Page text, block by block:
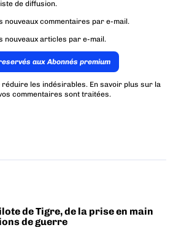
de diffusion.
nouveaux commentaires par e-mail.
nouveaux articles par e-mail.
aux Abonnés premium
réduire les indésirables. En savoir plus sur la
commentaires sont traitées.
de Tigre, de la prise en main
de guerre